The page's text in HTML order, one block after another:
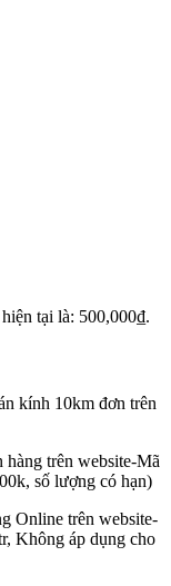
tại là: 500,000₫.
kính 10km đơn trên
trên website-Mã
số lượng có hạn)
Online trên website-
Không áp dụng cho